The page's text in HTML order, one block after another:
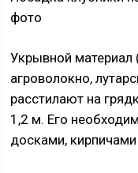
фото
Укрывной
агроволокно,
расстилают на
1,2 м. Его
досками,